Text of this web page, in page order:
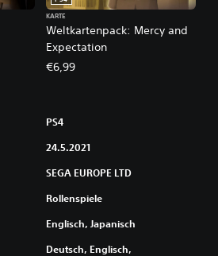
Weltkartenpack: Mercy and
Expectation
KARTE
€6,99
PS4
24.5.2021
SEGA EUROPE LTD
Rollenspiele
Englisch, Japanisch
Deutsch, Englisch,